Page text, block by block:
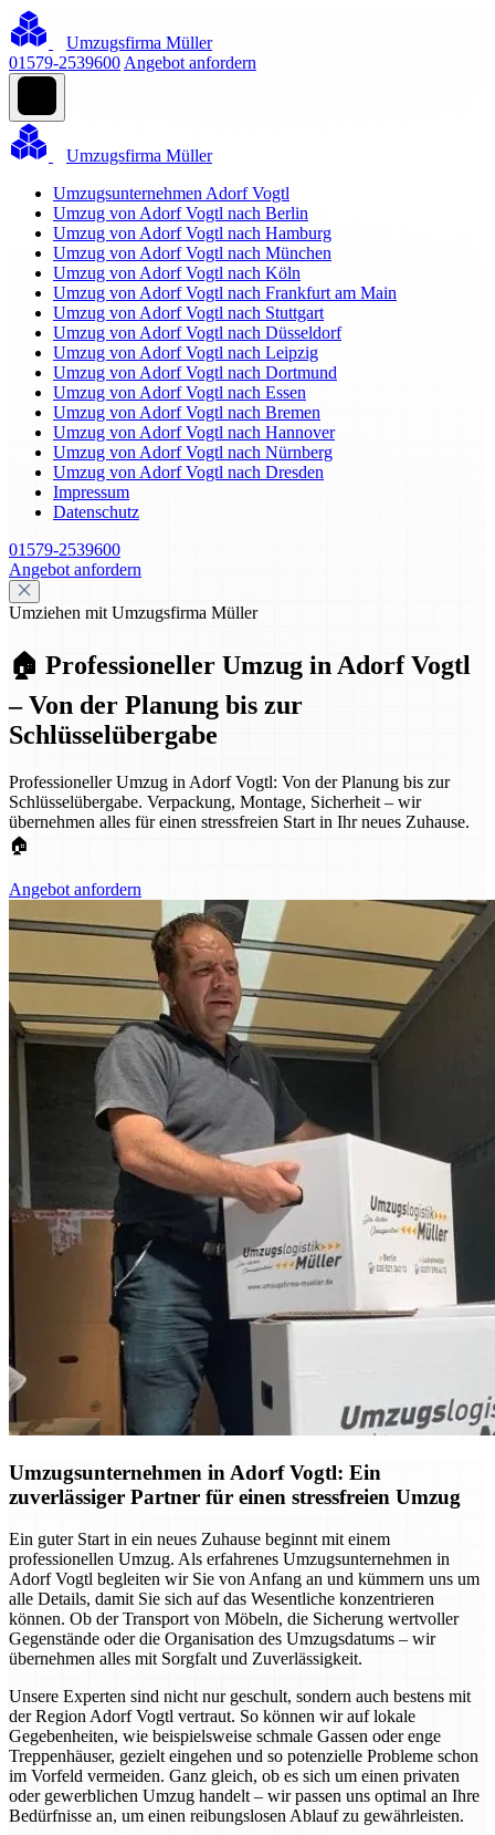
Umzugsfirma Müller
01579-2539600 Angebot anfordern
Umzugsfirma Müller
Umzugsunternehmen Adorf Vogtl
Umzug von Adorf Vogtl nach Berlin
Umzug von Adorf Vogtl nach Hamburg
Umzug von Adorf Vogtl nach München
Umzug von Adorf Vogtl nach Köln
Umzug von Adorf Vogtl nach Frankfurt am Main
Umzug von Adorf Vogtl nach Stuttgart
Umzug von Adorf Vogtl nach Düsseldorf
Umzug von Adorf Vogtl nach Leipzig
Umzug von Adorf Vogtl nach Dortmund
Umzug von Adorf Vogtl nach Essen
Umzug von Adorf Vogtl nach Bremen
Umzug von Adorf Vogtl nach Hannover
Umzug von Adorf Vogtl nach Nürnberg
Umzug von Adorf Vogtl nach Dresden
Impressum
Datenschutz
01579-2539600
Angebot anfordern
Umziehen mit Umzugsfirma Müller
🏠 Professioneller Umzug in Adorf Vogtl
– Von der Planung bis zur
Schlüsselübergabe
Professioneller Umzug in Adorf Vogtl: Von der Planung bis zur
Schlüsselübergabe. Verpackung, Montage, Sicherheit – wir
übernehmen alles für einen stressfreien Start in Ihr neues Zuhause.
🏠
Angebot anfordern
Umzugsunternehmen in Adorf Vogtl: Ein
zuverlässiger Partner für einen stressfreien Umzug
Ein guter Start in ein neues Zuhause beginnt mit einem
professionellen Umzug. Als erfahrenes Umzugsunternehmen in
Adorf Vogtl begleiten wir Sie von Anfang an und kümmern uns um
alle Details, damit Sie sich auf das Wesentliche konzentrieren
können. Ob der Transport von Möbeln, die Sicherung wertvoller
Gegenstände oder die Organisation des Umzugsdatums – wir
übernehmen alles mit Sorgfalt und Zuverlässigkeit.
Unsere Experten sind nicht nur geschult, sondern auch bestens mit
der Region Adorf Vogtl vertraut. So können wir auf lokale
Gegebenheiten, wie beispielsweise schmale Gassen oder enge
Treppenhäuser, gezielt eingehen und so potenzielle Probleme schon
im Vorfeld vermeiden. Ganz gleich, ob es sich um einen privaten
oder gewerblichen Umzug handelt – wir passen uns optimal an Ihre
Bedürfnisse an, um einen reibungslosen Ablauf zu gewährleisten.